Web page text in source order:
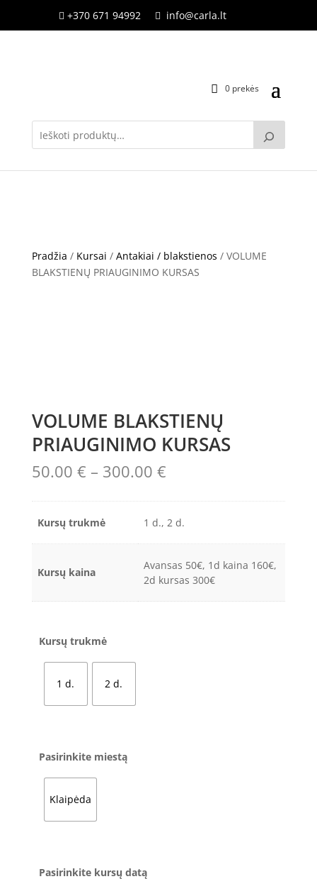
 +370 671 94992  info@carla.lt
0 prekės
Pradžia / Kursai / Antakiai / blakstienos / VOLUME
BLAKSTIENŲ PRIAUGINIMO KURSAS
VOLUME BLAKSTIENŲ
PRIAUGINIMO KURSAS
50.00 € – 300.00 €Price
50.00 €
through
Kursų trukmė 1 d., 2 d.
Kursų kaina
Avansas 50€, 1d kaina 160€,
2d kursas 300€
Kursų trukmė
1 d. 2 d.
Pasirinkite miestą
Klaipėda
Pasirinkite kursų datą